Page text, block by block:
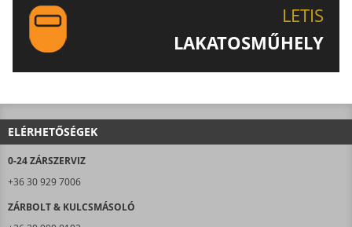
LETIS
LAKATOSMŰHELY
ELÉRHETŐSÉGEK
0-24 ZÁRSZERVIZ
+36 30 929 7006
ZÁRBOLT & KULCSMÁSOLÓ